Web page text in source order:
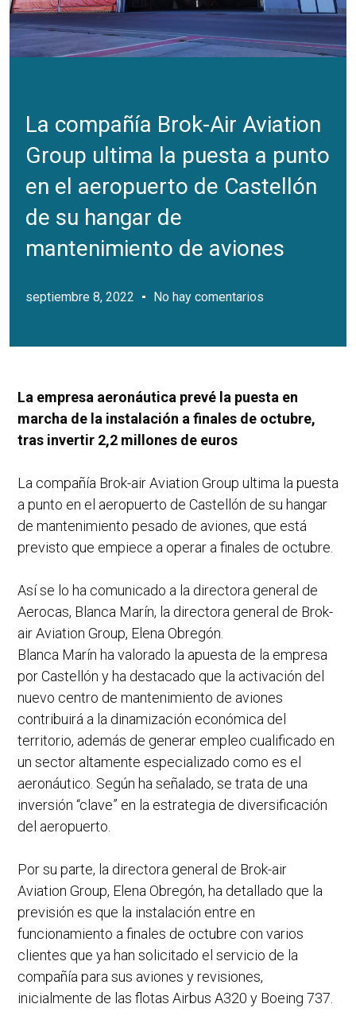
La compañía Brok-Air Aviation
Group ultima la puesta a punto
en el aeropuerto de Castellón
de su hangar de
mantenimiento de aviones
septiembre 8, 2022 No hay comentarios
La empresa aeronáutica prevé la puesta en
marcha de la instalación a finales de octubre,
tras invertir 2,2 millones de euros
La compañía Brok-air Aviation Group ultima la puesta
a punto en el aeropuerto de Castellón de su hangar
de mantenimiento pesado de aviones, que está
previsto que empiece a operar a finales de octubre.
Así se lo ha comunicado a la directora general de
Aerocas, Blanca Marín, la directora general de Brok-
air Aviation Group, Elena Obregón.
Blanca Marín ha valorado la apuesta de la empresa
por Castellón y ha destacado que la activación del
nuevo centro de mantenimiento de aviones
contribuirá a la dinamización económica del
territorio, además de generar empleo cualificado en
un sector altamente especializado como es el
aeronáutico. Según ha señalado, se trata de una
inversión “clave” en la estrategia de diversificación
del aeropuerto.
Por su parte, la directora general de Brok-air
Aviation Group, Elena Obregón, ha detallado que la
previsión es que la instalación entre en
funcionamiento a finales de octubre con varios
clientes que ya han solicitado el servicio de la
compañía para sus aviones y revisiones,
inicialmente de las flotas Airbus A320 y Boeing 737.